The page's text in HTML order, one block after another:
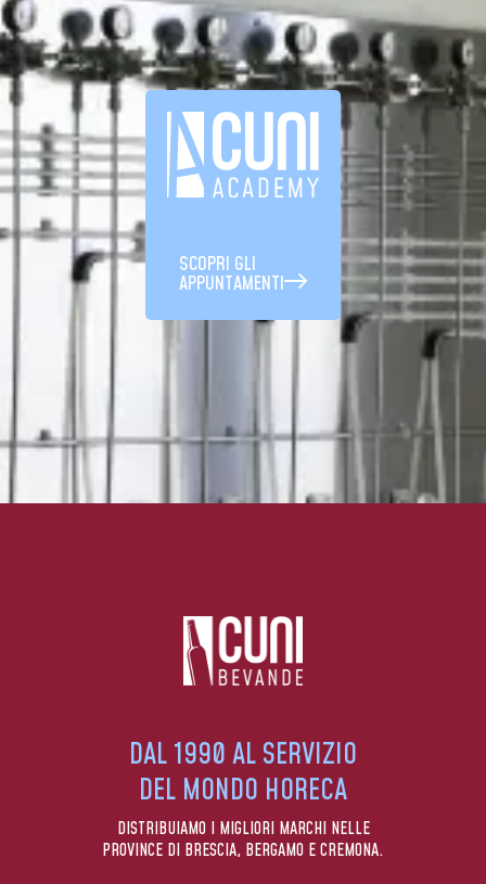
SCOPRI GLI
APPUNTAMENTI
DAL 1990 AL SERVIZIO
DEL MONDO HORECA
DISTRIBUIAMO I MIGLIORI MARCHI NELLE
PROVINCE DI BRESCIA, BERGAMO E CREMONA.